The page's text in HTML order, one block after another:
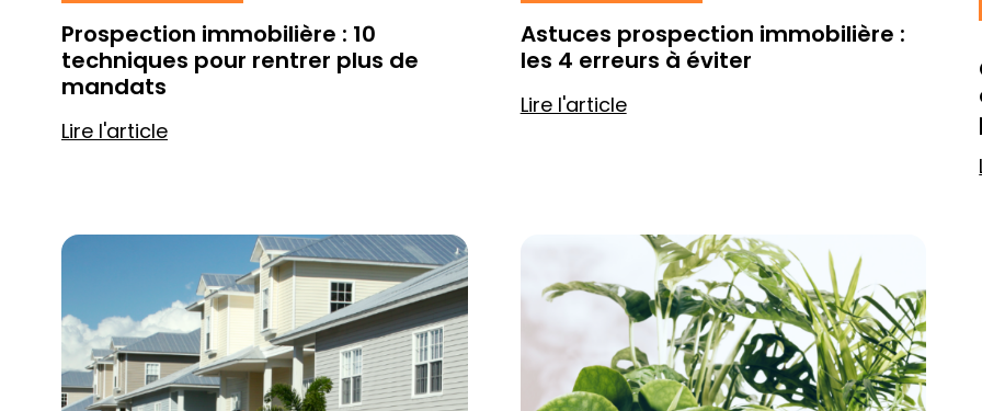
Prospection immobilière : 10
techniques pour rentrer plus de
mandats
Lire l'article
Astuces prospection immobilière :
les 4 erreurs à éviter
Lire l'article